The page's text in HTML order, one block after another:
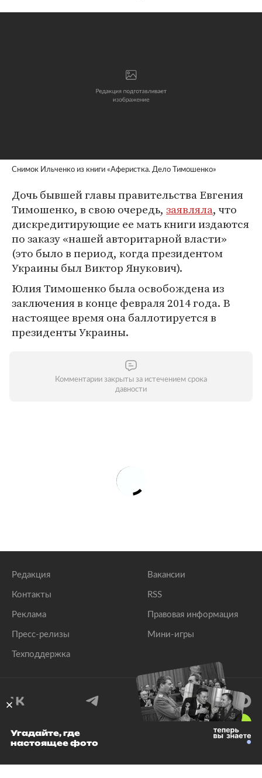
Снимок Ильченко из книги «Аферистка. Дело Тимошенко»
Дочь бывшей главы правительства Евгения
Тимошенко, в свою очередь, заявляла, что
дискредитирующие ее мать книги издаются
по заказу «нашей авторитарной власти»
(это было в период, когда президентом
Украины был Виктор Янукович).
Юлия Тимошенко была освобождена из
заключения в конце февраля 2014 года. В
настоящее время она баллотируется в
президенты Украины.
Комментарии закрыты за истечением срока
давности
Редакция
Контакты
Реклама
Пресс-релизы
Техподдержка
Вакансии
RSS
Правовая информация
Мини-игры
© 1999–2026 Все права защищены.
Угадайте, где
настоящее фото